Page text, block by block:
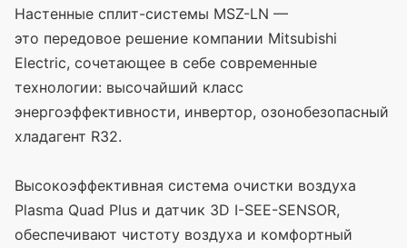
Настенные сплит-системы MSZ-LN —
это передовое решение компании Mitsubishi
Electric, сочетающее в себе современные
технологии: высочайший класс
энергоэффективности, инвертор, озонобезопасный
хладагент R32.
Высокоэффективная система очистки воздуха
Plasma Quad Plus и датчик 3D I-SEE-SENSOR,
обеспечивают чистоту воздуха и комфортный